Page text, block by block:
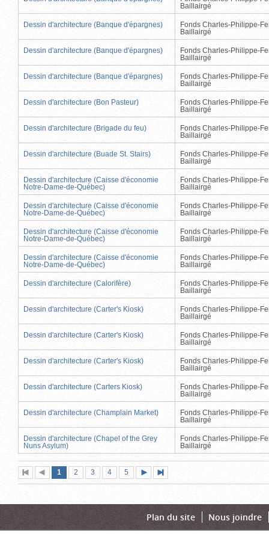
Baillairgé
Dessin d'architecture (Banque d'épargnes)
Fonds Charles-Philippe-
Baillairgé
Dessin d'architecture (Banque d'épargnes)
Fonds Charles-Philippe-
Baillairgé
Dessin d'architecture (Banque d'épargnes)
Fonds Charles-Philippe-
Baillairgé
Dessin d'architecture (Bon Pasteur)
Fonds Charles-Philippe-
Baillairgé
Dessin d'architecture (Brigade du feu)
Fonds Charles-Philippe-
Baillairgé
Dessin d'architecture (Buade St. Stairs)
Fonds Charles-Philippe-
Baillairgé
Dessin d'architecture (Caisse d'économie
Notre-Dame-de-Québec)
Fonds Charles-Philippe-
Baillairgé
Dessin d'architecture (Caisse d'économie
Notre-Dame-de-Québec)
Fonds Charles-Philippe-
Baillairgé
Dessin d'architecture (Caisse d'économie
Notre-Dame-de-Québec)
Fonds Charles-Philippe-
Baillairgé
Dessin d'architecture (Caisse d'économie
Notre-Dame-de-Québec)
Fonds Charles-Philippe-
Baillairgé
Dessin d'architecture (Calorifère)
Fonds Charles-Philippe-
Baillairgé
Dessin d'architecture (Carter's Kiosk)
Fonds Charles-Philippe-
Baillairgé
Dessin d'architecture (Carter's Kiosk)
Fonds Charles-Philippe-
Baillairgé
Dessin d'architecture (Carter's Kiosk)
Fonds Charles-Philippe-
Baillairgé
Dessin d'architecture (Carters Kiosk)
Fonds Charles-Philippe-
Baillairgé
Dessin d'architecture (Champlain Market)
Fonds Charles-Philippe-
Baillairgé
Dessin d'architecture (Chapel of the Grey
Nuns Asylum)
Fonds Charles-Philippe-
Baillairgé
Première
page
Page
précédente
Page
1 (page
actuelle)
Page
2 Page
3 Page
4 Page
5
suivante
page
Plan du site Nous joindre